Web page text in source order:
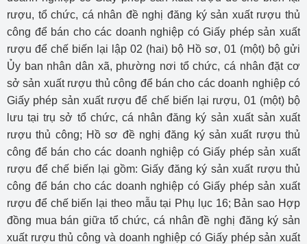
rượu, tổ chức, cá nhân đề nghị đăng ký sản xuất rượu thủ
công để bán cho các doanh nghiệp có Giấy phép sản xuất
rượu để chế biến lại lập 02 (hai) bộ Hồ sơ, 01 (một) bộ gửi
Ủy ban nhân dân xã, phường nơi tổ chức, cá nhân đặt cơ
sở sản xuất rượu thủ công để bán cho các doanh nghiệp có
Giấy phép sản xuất rượu để chế biến lại rượu, 01 (một) bộ
lưu tại trụ sở tổ chức, cá nhân đăng ký sản xuất sản xuất
rượu thủ công; Hồ sơ đề nghị đăng ký sản xuất rượu thủ
công để bán cho các doanh nghiệp có Giấy phép sản xuất
rượu để chế biến lại gồm: Giấy đăng ký sản xuất rượu thủ
công để bán cho các doanh nghiệp có Giấy phép sản xuất
rượu để chế biến lại theo mẫu tại Phụ lục 16; Bản sao Hợp
đồng mua bán giữa tổ chức, cá nhân đề nghị đăng ký sản
xuất rượu thủ công và doanh nghiệp có Giấy phép sản xuất